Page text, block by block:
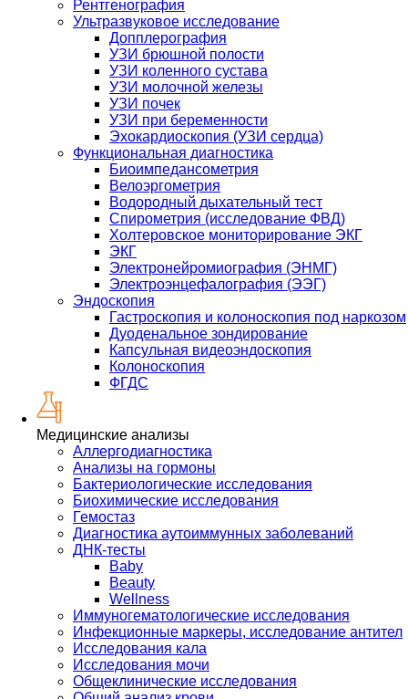
Рентгенография
Ультразвуковое исследование
Допплерография
УЗИ брюшной полости
УЗИ коленного сустава
УЗИ молочной железы
УЗИ почек
УЗИ при беременности
Эхокардиоскопия (УЗИ сердца)
Функциональная диагностика
Биоимпедансометрия
Велоэргометрия
Водородный дыхательный тест
Спирометрия (исследование ФВД)
Холтеровское мониторирование ЭКГ
ЭКГ
Электронейромиография (ЭНМГ)
Электроэнцефалография (ЭЭГ)
Эндоскопия
Гастроскопия и колоноскопия под наркозом
Дуоденальное зондирование
Капсульная видеоэндоскопия
Колоноскопия
ФГДС
Медицинские анализы
Аллергодиагностика
Анализы на гормоны
Бактериологические исследования
Биохимические исследования
Гемостаз
Диагностика аутоиммунных заболеваний
ДНК-тесты
Baby
Beauty
Wellness
Иммуногематологические исследования
Инфекционные маркеры, исследование антител
Исследования кала
Исследования мочи
Общеклинические исследования